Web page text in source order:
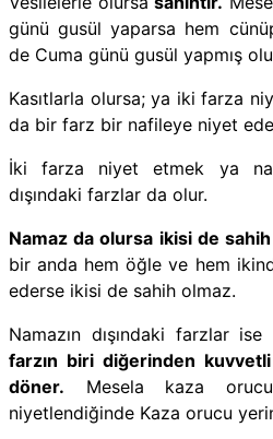
günü gusül yaparsa hem
de Cuma günü gusül yapmış
Kasıtlarla olursa; ya iki farza
da bir farz bir nafileye niyet
İki farza niyet etmek ya
dışındaki farzlar da olur.
Namaz da olursa ikisi de
bir anda hem öğle ve hem
ederse ikisi de sahih olmaz.
Namazın dışındaki farzlar ise
farzın biri diğerinden
döner. Mesela kaza
niyetlendiğinde Kaza orucu